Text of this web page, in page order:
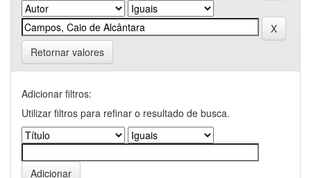
Retornar valores
Adicionar filtros:
Utilizar filtros para refinar o resultado de busca.